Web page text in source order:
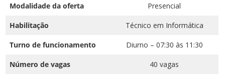
Modalidade da oferta Presencial
Habilitação Técnico em Informática
Turno de funcionamento Diurno – 07:30 às 11:30
Número de vagas 40 vagas